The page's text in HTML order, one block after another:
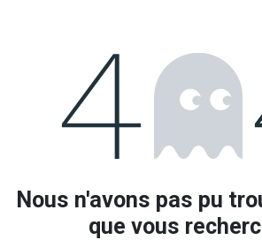
Erreur 404
Nous n'avons pas pu
que vous